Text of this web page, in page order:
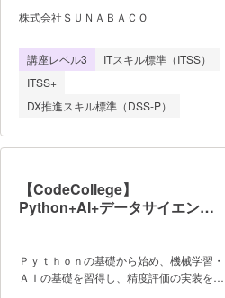
までを実践的に学び、組織のDX推進を担
う人材を育成することを目的とした実践型
ない受講者でも段階的に理解できるよう、
統計基礎、データ分析、機械学習、生成
に学習する。 講座は週3回、1回3
と演習を組み合わせた構成となっている。
理、機械学習モデル、生成AIの仕組みなど
を学び、後半ではクラウドを活用したAI開
発やデータ分析、BI構築などの実践スキル
を題材としたProject Based
Learning（PBL）を実施し、チームでAIを
株式会社ＳＵＮＡＢＡＣＯ
講座レベル3
ITスキル標準（ITSS）
ITSS+
DX推進スキル標準（DSS-P）
【CodeCollege】
Python+AI+データサイエンス
Ｐｙｔｈｏｎの基礎から始め、機械学習・
ＡＩの基礎を習得し、精度評価の実装を体